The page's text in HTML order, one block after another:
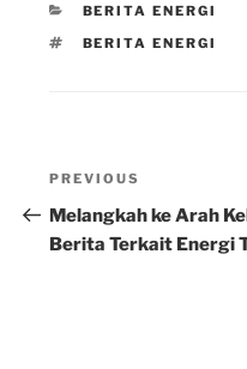
CATEGORIES
BERITA ENERGI
TAGS
BERITA ENERGI
Post
navigation
Previous
Post
PREVIOUS
Melangkah ke Arah
Berita Terkait Energi